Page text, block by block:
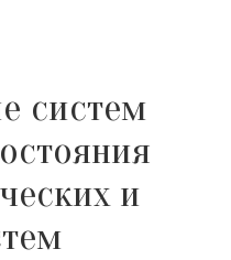
систем
и